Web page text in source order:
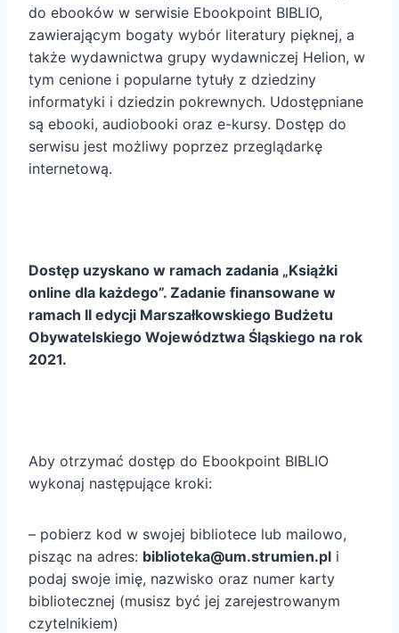
do ebooków w serwisie Ebookpoint BIBLIO,
zawierającym bogaty wybór literatury pięknej, a
także wydawnictwa grupy wydawniczej Helion, w
tym cenione i popularne tytuły z dziedziny
informatyki i dziedzin pokrewnych. Udostępniane
są ebooki, audiobooki oraz e-kursy. Dostęp do
serwisu jest możliwy poprzez przeglądarkę
internetową.
Dostęp uzyskano w ramach zadania „Książki
online dla każdego”. Zadanie finansowane w
ramach II edycji Marszałkowskiego Budżetu
Obywatelskiego Województwa Śląskiego na rok
2021.
Aby otrzymać dostęp do Ebookpoint BIBLIO
wykonaj następujące kroki:
– pobierz kod w swojej bibliotece lub mailowo,
pisząc na adres: biblioteka@um.strumien.pl i
podaj swoje imię, nazwisko oraz numer karty
bibliotecznej (musisz być jej zarejestrowanym
czytelnikiem)